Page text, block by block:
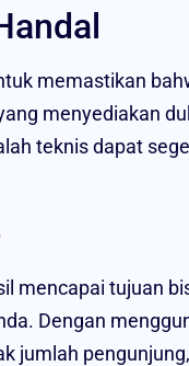
memastikan
menyediakan
teknis dapat
mencapai tujuan
Dengan
jumlah